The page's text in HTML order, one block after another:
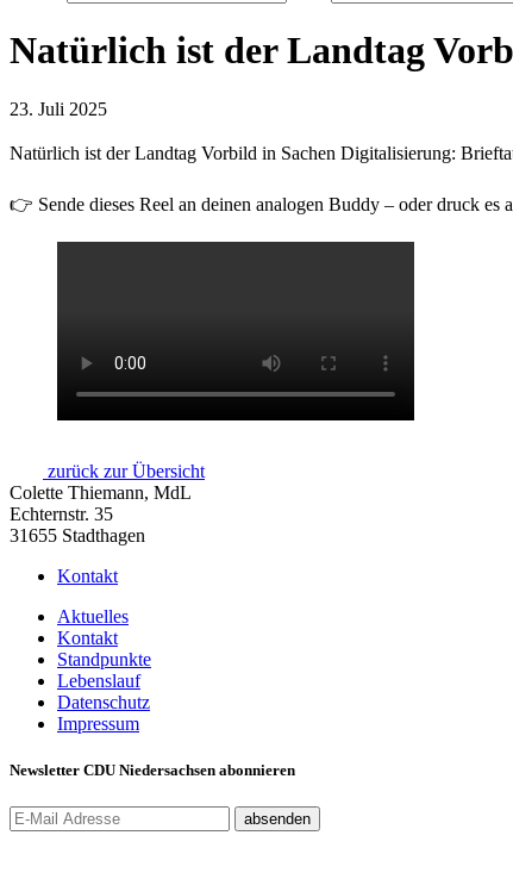
Natürlich ist der Landtag
23. Juli 2025
Natürlich ist der Landtag Vorbild in Sachen Digitalisierung:
👉 Sende dieses Reel an deinen analogen Buddy – oder druck
zurück zur Übersicht
Colette Thiemann, MdL
Echternstr. 35
31655 Stadthagen
Kontakt
Aktuelles
Kontakt
Standpunkte
Lebenslauf
Datenschutz
Impressum
Newsletter CDU Niedersachsen abonnieren
absenden